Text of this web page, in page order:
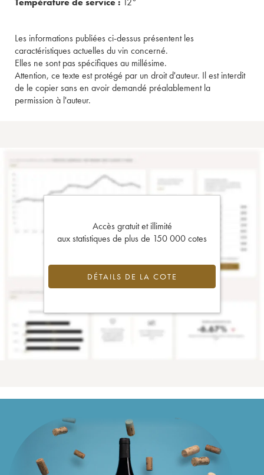
Les informations publiées ci-dessus présentent les
caractéristiques actuelles du vin concerné.
Elles ne sont pas spécifiques au millésime.
Attention, ce texte est protégé par un droit d'auteur. Il est interdit
de le copier sans en avoir demandé préalablement la
permission à l'auteur.
Accès gratuit et illimité
aux statistiques de plus de 150 000 cotes
DÉTAILS DE LA COTE